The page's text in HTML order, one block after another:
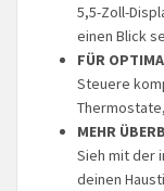
5,5-Zoll-
einen Blick
FÜR
Steuere
MEHR
Sieh mit der
deinen